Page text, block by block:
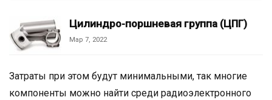
Цилиндро-поршневая группа (ЦПГ)
Мар 7, 2022
Затраты при этом будут минимальными, так многие
компоненты можно найти среди радиоэлектронного